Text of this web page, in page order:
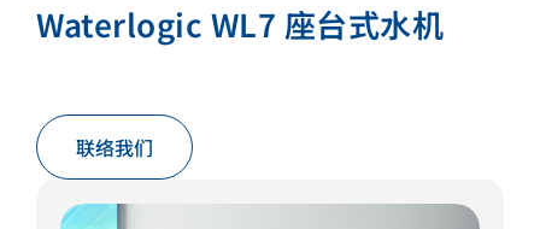
最新资讯
常见问题
Waterlogic WL7 座台式水机
联络我们